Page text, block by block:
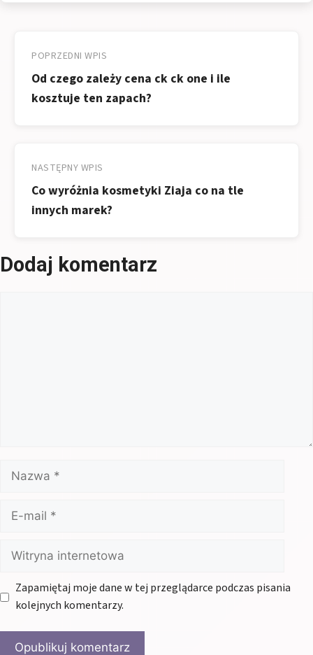
wpisu
POPRZEDNI WPIS
Od czego zależy cena ck ck one i ile
kosztuje ten zapach?
NASTĘPNY WPIS
Co wyróżnia kosmetyki Ziaja co na tle
innych marek?
Dodaj komentarz
Nazwa
mail
Witryna
internetowa
Zapamiętaj moje dane w tej przeglądarce podczas pisania
kolejnych komentarzy.